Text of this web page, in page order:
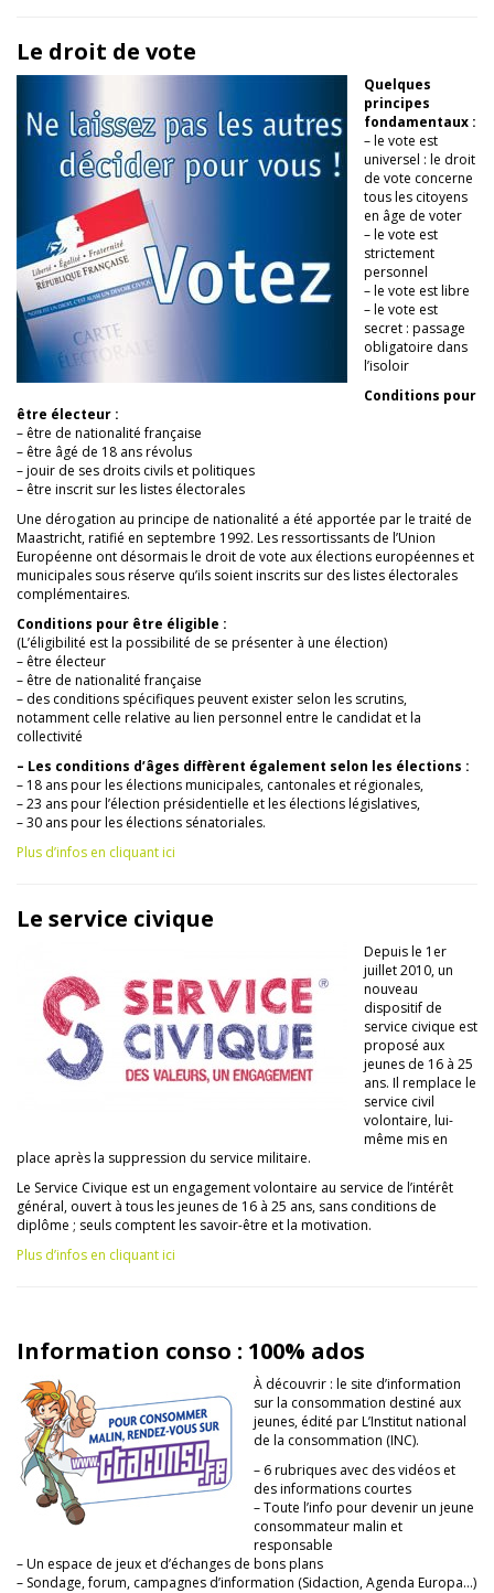
Le droit de vote
Quelques
principes
fondamentaux :
– le vote est
universel : le droit
de vote concerne
tous les citoyens
en âge de voter
– le vote est
strictement
personnel
– le vote est libre
– le vote est
secret : passage
obligatoire dans
l’isoloir
Conditions pour
être électeur :
– être de nationalité française
– être âgé de 18 ans révolus
– jouir de ses droits civils et politiques
– être inscrit sur les listes électorales
Une dérogation au principe de nationalité a été apportée par le traité de
Maastricht, ratifié en septembre 1992. Les ressortissants de l’Union
Européenne ont désormais le droit de vote aux élections européennes et
municipales sous réserve qu’ils soient inscrits sur des listes électorales
complémentaires.
Conditions pour être éligible :
(L’éligibilité est la possibilité de se présenter à une élection)
– être électeur
– être de nationalité française
– des conditions spécifiques peuvent exister selon les scrutins,
notamment celle relative au lien personnel entre le candidat et la
collectivité
– Les conditions d’âges diffèrent également selon les élections :
– 18 ans pour les élections municipales, cantonales et régionales,
– 23 ans pour l’élection présidentielle et les élections législatives,
– 30 ans pour les élections sénatoriales.
Plus d’infos en cliquant ici
Le service civique
Depuis le 1er
juillet 2010, un
nouveau
dispositif de
service civique est
proposé aux
jeunes de 16 à 25
ans. Il remplace le
service civil
volontaire, lui-
même mis en
place après la suppression du service militaire.
Le Service Civique est un engagement volontaire au service de l’intérêt
général, ouvert à tous les jeunes de 16 à 25 ans, sans conditions de
diplôme ; seuls comptent les savoir-être et la motivation.
Plus d’infos en cliquant ici
Information conso : 100% ados
À découvrir : le site d’information
sur la consommation destiné aux
jeunes, édité par L’Institut national
de la consommation (INC).
– 6 rubriques avec des vidéos et
des informations courtes
– Toute l’info pour devenir un jeune
consommateur malin et
responsable
– Un espace de jeux et d’échanges de bons plans
– Sondage, forum, campagnes d’information (Sidaction, Agenda Europa…)